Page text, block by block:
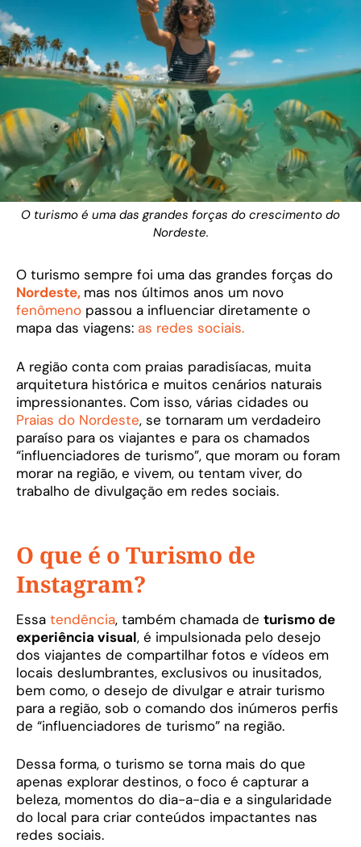
O turismo é uma das grandes forças do crescimento do
Nordeste.
O turismo sempre foi uma das grandes forças do
Nordeste, mas nos últimos anos um novo
fenômeno passou a influenciar diretamente o
mapa das viagens: as redes sociais.
A região conta com praias paradisíacas, muita
arquitetura histórica e muitos cenários naturais
impressionantes. Com isso, várias cidades ou
Praias do Nordeste, se tornaram um verdadeiro
paraíso para os viajantes e para os chamados
“influenciadores de turismo”, que moram ou foram
morar na região, e vivem, ou tentam viver, do
trabalho de divulgação em redes sociais.
O que é o Turismo de
Instagram?
Essa tendência, também chamada de turismo de
experiência visual, é impulsionada pelo desejo
dos viajantes de compartilhar fotos e vídeos em
locais deslumbrantes, exclusivos ou inusitados,
bem como, o desejo de divulgar e atrair turismo
para a região, sob o comando dos inúmeros perfis
de “influenciadores de turismo” na região.
Dessa forma, o turismo se torna mais do que
apenas explorar destinos, o foco é capturar a
beleza, momentos do dia-a-dia e a singularidade
do local para criar conteúdos impactantes nas
redes sociais.